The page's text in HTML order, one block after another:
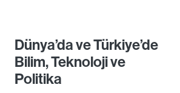
Dünya’da ve Türkiye’de
Bilim, Teknoloji ve
Politika